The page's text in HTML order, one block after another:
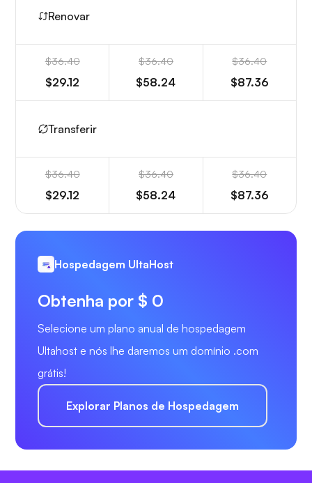
Renovar
$36.40
$29.12
$36.40
$58.24
$36.40
$87.36
Transferir
$36.40
$29.12
$36.40
$58.24
$36.40
$87.36
Hospedagem UltaHost
Obtenha por $ 0
Selecione um plano anual de hospedagem
Ultahost e nós lhe daremos um domínio .com
grátis!
Explorar Planos de Hospedagem